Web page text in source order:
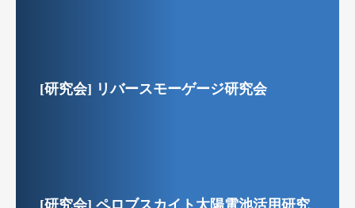
[研究会] リバースモーゲージ研究会
[研究会] ペロブスカイト太陽電池活用研究